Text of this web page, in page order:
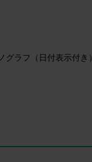
ラフ（日付表示付き）